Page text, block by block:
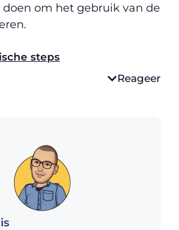
om het gebruik van de
steps
Reageer